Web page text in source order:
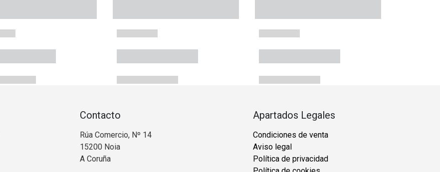
Contacto
Rúa Comercio, Nº 14
15200 Noia
A Coruña
Apartados Legales
Condiciones de venta
Aviso legal
Política de privacidad